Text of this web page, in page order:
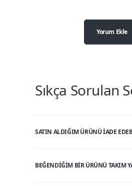
Yorum Ekle
Sıkça Sorulan
SATIN ALDIĞIM ÜRÜNÜ IADE
BEĞENDIĞIM BIR ÜRÜNÜ TAKIM